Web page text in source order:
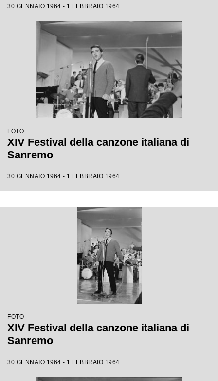
30 GENNAIO 1964 - 1 FEBBRAIO 1964
FOTO
XIV Festival della canzone italiana di
Sanremo
30 GENNAIO 1964 - 1 FEBBRAIO 1964
FOTO
XIV Festival della canzone italiana di
Sanremo
30 GENNAIO 1964 - 1 FEBBRAIO 1964